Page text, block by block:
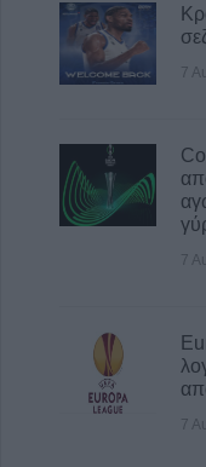
2026 σύμφωνα
7 Αυγούστου 2026,
Μαγνησία:
7 Αυγούστου 2026, 13:00
7
7
7